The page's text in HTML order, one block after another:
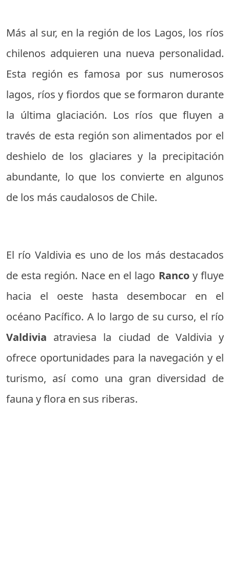
Más al sur, en la región de los Lagos, los ríos
chilenos adquieren una nueva personalidad.
Esta región es famosa por sus numerosos
lagos, ríos y fiordos que se formaron durante
la última glaciación. Los ríos que fluyen a
través de esta región son alimentados por el
deshielo de los glaciares y la precipitación
abundante, lo que los convierte en algunos
de los más caudalosos de Chile.
El río Valdivia es uno de los más destacados
de esta región. Nace en el lago Rancoy fluye
hacia el oeste hasta desembocar en el
océano Pacífico. A lo largo de su curso, el río
Valdivia atraviesa la ciudad de Valdivia y
ofrece oportunidades para la navegación y el
turismo, así como una gran diversidad de
fauna y flora en sus riberas.